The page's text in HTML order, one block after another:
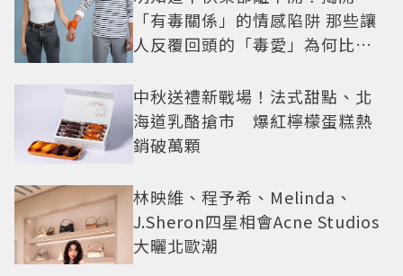
「有毒關係」的情感陷阱 那些讓
人反覆回頭的「毒愛」為何比菸
中秋送禮新戰場！法式甜點、北
海道乳酪搶市 爆紅檸檬蛋糕熱
銷破萬顆
林映維、程予希、Melinda、
J.Sheron四星相會Acne Studios
大曬北歐潮